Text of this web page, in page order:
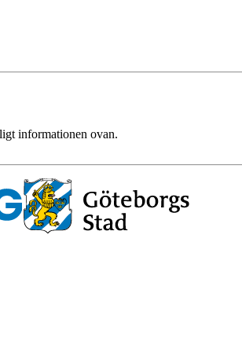
informationen ovan.